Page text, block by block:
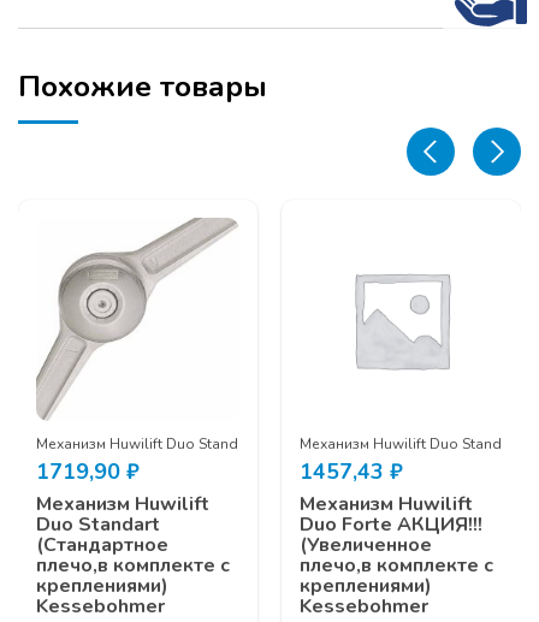
Похожие товары
Механизм Huwilift Duo Standart
1719,90 ₽
Механизм Huwilift
Duo Standart
(Стандартное
плечо,в комплекте с
креплениями)
Kessebohmer
Механизм Huwilift Duo Standart
1457,43 ₽
Механизм Huwilift
Duo Forte АКЦИЯ!!!
(Увеличенное
плечо,в комплекте с
креплениями)
Kessebohmer